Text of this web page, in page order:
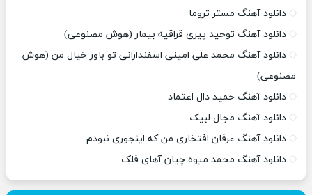
دانلود آهنگ مستر تروما
دانلود آهنگ توحید پیری قراقیه بیمار (هوش مصنوعی)
دانلود آهنگ محمد علی امینی اسفندارانی تو باور خیال من (هوش
مصنوعی)
دانلود آهنگ حمید دال اعتماد
دانلود آهنگ مجال لبیک
دانلود آهنگ عرفان افتخاری من که اینجوری نبودم
دانلود آهنگ محمد میوه چیان آهای فلک